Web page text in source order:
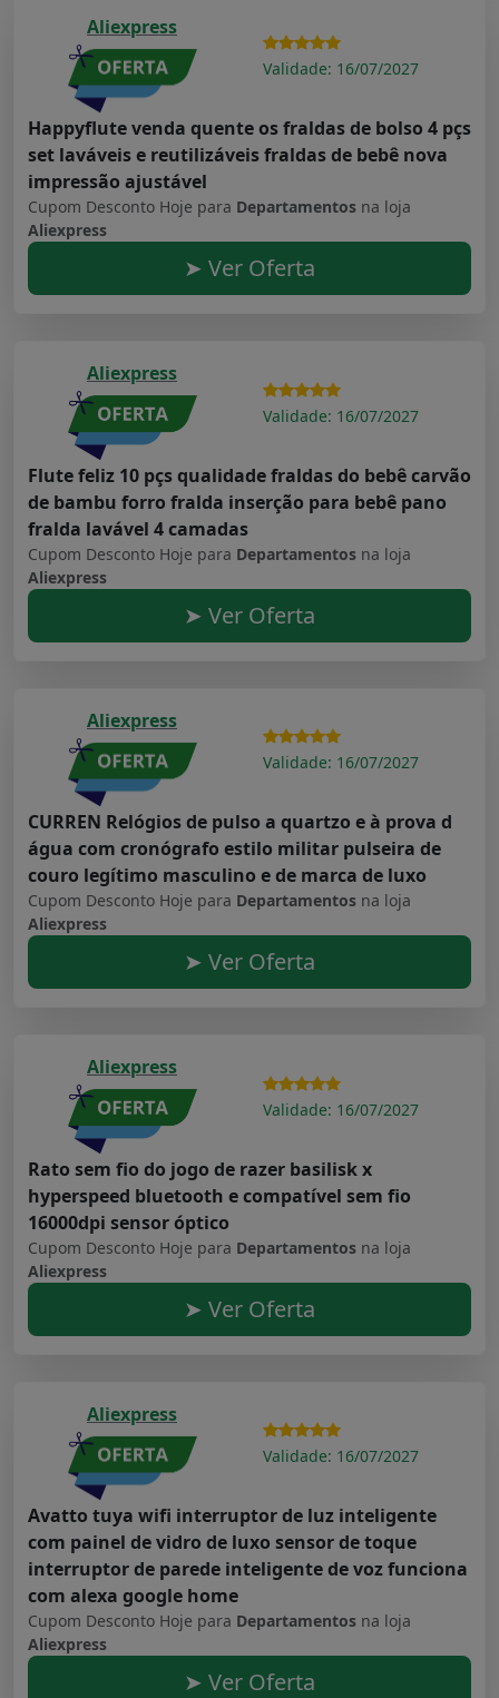
Aliexpress
Validade: 16/07/2027
Happyflute venda quente os fraldas de bolso 4 pçs
set laváveis e reutilizáveis fraldas de bebê nova
impressão ajustável
Cupom Desconto Hoje para Departamentos na loja
Aliexpress
➤ Ver Oferta
Aliexpress
Validade: 16/07/2027
Flute feliz 10 pçs qualidade fraldas do bebê carvão
de bambu forro fralda inserção para bebê pano
fralda lavável 4 camadas
Cupom Desconto Hoje para Departamentos na loja
Aliexpress
➤ Ver Oferta
Aliexpress
Validade: 16/07/2027
CURREN Relógios de pulso a quartzo e à prova d
água com cronógrafo estilo militar pulseira de
couro legítimo masculino e de marca de luxo
Cupom Desconto Hoje para Departamentos na loja
Aliexpress
➤ Ver Oferta
Aliexpress
Validade: 16/07/2027
Rato sem fio do jogo de razer basilisk x
hyperspeed bluetooth e compatível sem fio
16000dpi sensor óptico
Cupom Desconto Hoje para Departamentos na loja
Aliexpress
➤ Ver Oferta
Aliexpress
Validade: 16/07/2027
Avatto tuya wifi interruptor de luz inteligente
com painel de vidro de luxo sensor de toque
interruptor de parede inteligente de voz funciona
com alexa google home
Cupom Desconto Hoje para Departamentos na loja
Aliexpress
➤ Ver Oferta